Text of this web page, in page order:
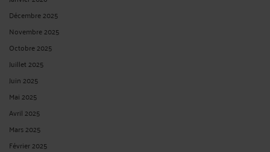
Décembre 2025
Novembre 2025
Octobre 2025
Juillet 2025
Juin 2025
Mai 2025
Avril 2025
Mars 2025
Février 2025